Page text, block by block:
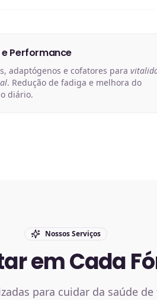
e Performance
adaptógenos e cofatores para
. Redução de fadiga e melhora do
diário.
Nossos Serviços
em Cada
para cuidar da saúde